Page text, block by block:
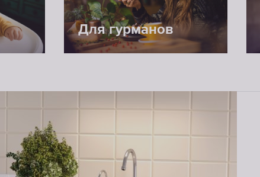
Для гурманов
низком
электронасоса